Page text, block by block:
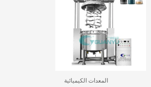
المعدات الكيميائية